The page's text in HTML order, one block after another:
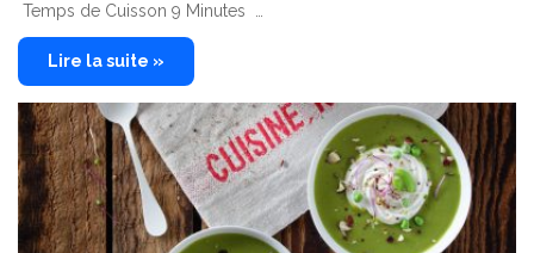
Temps de Cuisson 9 Minutes …
Lire la suite »